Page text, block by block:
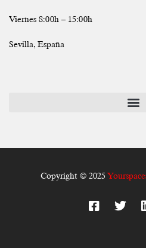
Viernes 8:00h – 15:00h
Sevilla, España
Copyright © 2025